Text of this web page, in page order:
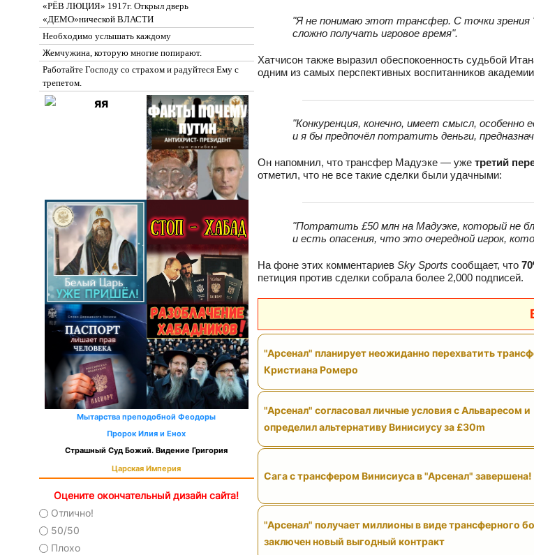
«РЁВ ЛЮЦИЯ» 1917г. Открыл дверь
«ДЕМО»нической ВЛАСТИ
Необходимо услышать каждому
Жемчужина, которую многие попирают.
Работайте Господу со страхом и радуйтеся Ему с
трепетом.
Мытарства преподобной Феодоры
Пророк Илия и Енох
Страшный Суд Божий. Видение Григория
Царская Империя
Оцените окончательный дизайн сайта!
Отлично!
50/50
Плохо
"Я не понимаю этот трансфер. С точки
сложно получать игровое время".
Хатчисон также выразил обеспокоенность судьбой
одним из самых перспективных воспитанников
"Конкуренция, конечно, имеет смысл,
и я бы предпочёл потратить деньги,
Он напомнил, что трансфер Мадуэке — уже третий
отметил, что не все такие сделки были удачными:
"Потратить £50 млн на Мадуэке, который не
и есть опасения, что это очередной игрок,
На фоне этих комментариев Sky Sports сообщает, что
петиция против сделки собрала более 2,000 подписей.
"Арсенал" планирует неожиданно перехватить
Кристиана Ромеро
"Арсенал" согласовал личные условия с Альваресом и
определил альтернативу Винисиусу за £30m
Сага с трансфером Винисиуса в "Арсенал" завершена!
"Арсенал" получает миллионы в виде трансферного
заключен новый выгодный контракт